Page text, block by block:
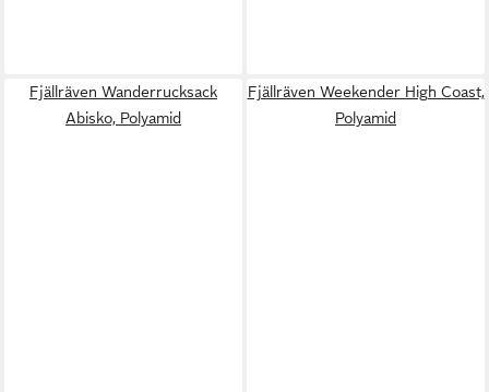
Fjällräven Wanderrucksack
Abisko, Polyamid
Fjällräven Weekender High Coast,
Polyamid